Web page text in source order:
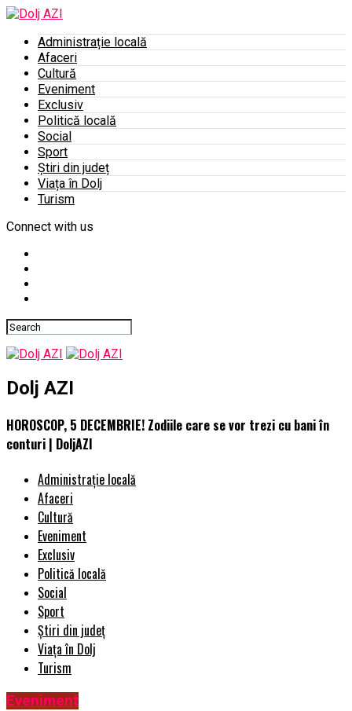
Administrație locală
Afaceri
Cultură
Eveniment
Exclusiv
Politică locală
Social
Sport
Știri din județ
Viața în Dolj
Turism
Connect with us
Dolj AZI
HOROSCOP, 5 DECEMBRIE! Zodiile care se vor trezi cu bani în
conturi | DoljAZI
Administrație locală
Afaceri
Cultură
Eveniment
Exclusiv
Politică locală
Social
Sport
Știri din județ
Viața în Dolj
Turism
Eveniment